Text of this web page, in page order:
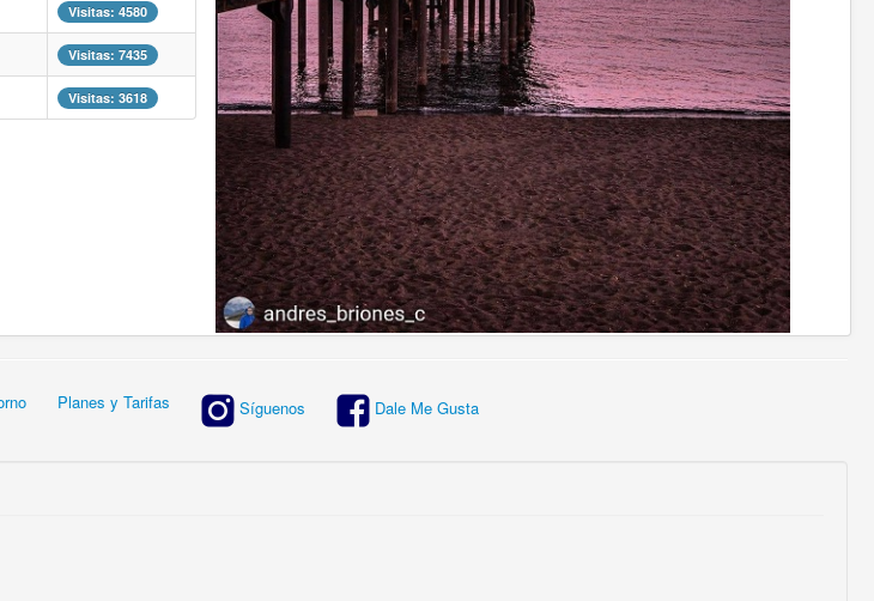
Visitas: 4580
Visitas: 7435
Visitas: 3618
Planes y Tarifas Síguenos Dale Me Gusta